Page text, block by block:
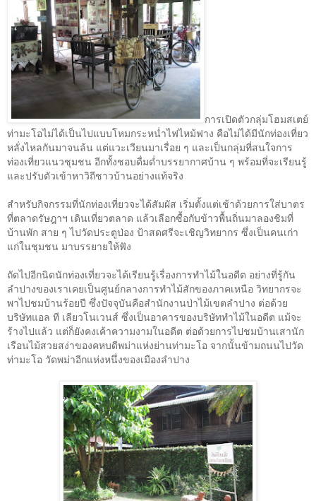
การเปิดตัวกลุ่มโฮมสเตย์
ท่ามะโอไม่ได้เป็นไปแบบโหมกระหน่ำไฟไหม้ฟาง คือไม่ได้มีนักท่องเที่ยว
หลั่งไหลกันมาจนล้น แต่แวะเวียนมาเรื่อย ๆ และเป็นกลุ่มที่สนใจการ
ท่องเที่ยวแนวชุมชน อีกทั้งชอบดื่มด่ำบรรยากาศบ้าน ๆ พร้อมที่จะเรียนรู้
และปรับตัวเข้าหาวิถีชาวบ้านอย่างแท้จริง
สำหรับกิจกรรมที่นักท่องเที่ยวจะได้สัมผัส เริ่มตั้งแต่เช้าด้วยการใส่บาตร
ที่ตลาดรัษฎาฯ เดินเที่ยวตลาด แล้วเลือกซื้อกับข้าวพื้นถิ่นมาลองชิมที่
บ้านพัก สาย ๆ ไปวัดประตูป่อง ป้าสดศรีจะเชิญวิทยากร ซึ่งเป็นคนเก่า
แก่ในชุมชน มาบรรยายให้ฟัง
ถัดไปอีกนิดนักท่องเที่ยวจะได้เรียนรู้เรื่องการทำไม้ในอดีต อย่างที่รู้กัน
ลำปางของเราเคยเป็นศูนย์กลางการทำไม้สักของภาคเหนือ วิทยากรจะ
พาไปชมบ้านร้อยปี ซึ่งปัจจุบันคือสำนักงานป่าไม้เขตลำปาง ต่อด้วย
บริษัทแอล ที เลียวโนเวนส์ ซึ่งเป็นอาคารของบริษัททำไม้ในอดีต แม้จะ
ร้างไปแล้ว แต่ก็ยังคงเค้าความงามในอดีต ต่อด้วยการไปชมบ้านเสานัก
เรือนไม้สวยสง่าของคหบดีพม่าแห่งย่านท่ามะโอ จากนั้นข้ามถนนไปวัด
ท่ามะโอ วัดพม่าอีกแห่งหนึ่งของเมืองลำปาง